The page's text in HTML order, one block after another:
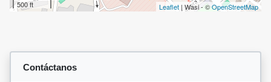
500 ft
Leaflet | Wasi - ©OpenStreetMap
Contáctanos